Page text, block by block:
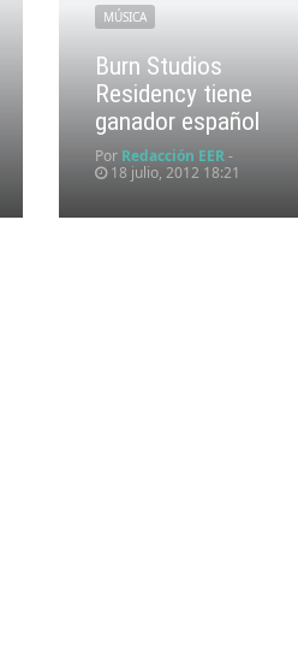
MÚSICA
Burn Studios
Residency tiene
ganador español
Por Redacción EER-
18 julio, 2012 18:21